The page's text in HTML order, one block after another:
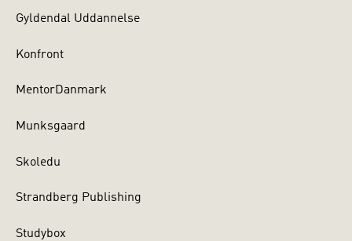
Gyldendal Uddannelse
Konfront
MentorDanmark
Munksgaard
Skoledu
Strandberg Publishing
Studybox